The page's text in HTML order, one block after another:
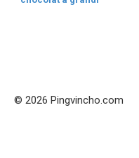
© 2026 Pingvincho.com